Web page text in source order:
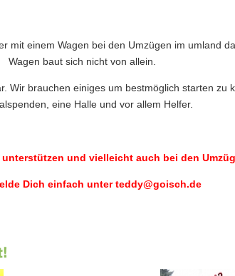
mit einem Wagen bei den Umzügen im umland
Wagen baut sich nicht von allein.
Wir brauchen einiges um bestmöglich starten zu
eine Halle und vor allem Helfer.
und vielleicht auch bei den
Dich einfach unter teddy@goisch.de